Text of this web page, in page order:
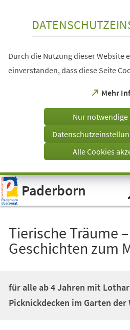
Visuelle
Assistenzsoftware
öffnen.
Durch die Nutzung dieser Website
einverstanden, dass diese Seite
Mehr
(Öffnet
einem
Tab)
Nur notwendige
Alle Cookies
Paderborn
Tierische Träume
Geschichten zum
für alle ab 4 Jahren mit
Picknickdecken im Garten der